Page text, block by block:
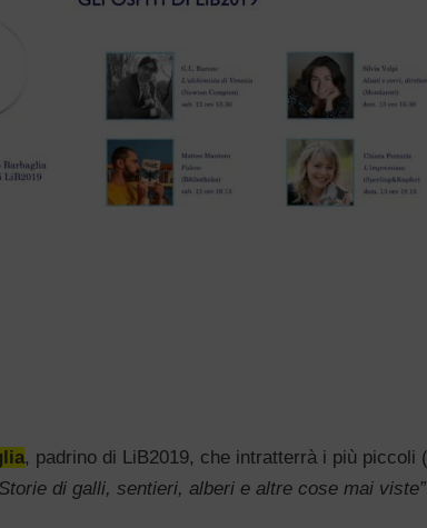
, padrino di LiB2019, che intratterrà i più piccoli
di galli, sentieri, alberi e altre cose mai viste”